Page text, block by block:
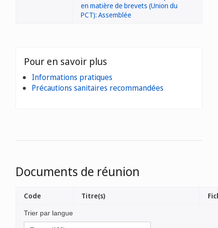
en matière de brevets (Union du
PCT): Assemblée
Pour en savoir plus
Informations pratiques
Précautions sanitaires recommandées
Documents de réunion
Trier par langue
Code Titre(s)